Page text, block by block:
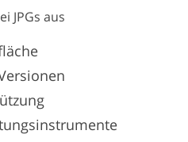
JPGs aus